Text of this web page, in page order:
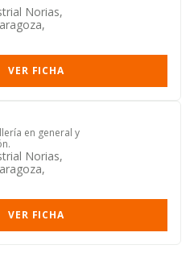
Norias,
VER FICHA
en general y
Norias,
VER FICHA